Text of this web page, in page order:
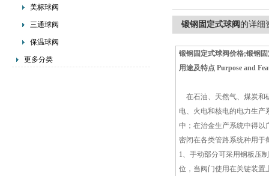
美标球阀
三通球阀
保温球阀
更多分类
锻钢固定式球阀 的详细
锻钢固定式球阀价格;锻钢
用途及特点 Purpose and
在石油、天然气、煤炭和
电、火电和核电的电力生
中；在治金生产系统中得以
密闭在各类管路系统种用于
1、手动部分可采用钢板压
位，当阀门使用在关键装